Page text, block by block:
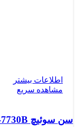
اطلاعات بیشتر
مشاهده سریع
سن سوئیچ DELL EMC DS-7730B